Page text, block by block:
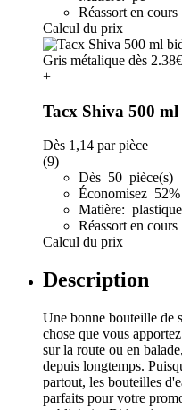
Réassort en cours
Calcul du prix
+
Tacx Shiva 500
Dès 1,14 par pièce
(9)
Dès 50 pièce(s)
Économisez 52%
Matière: plastique
Réassort en cours
Calcul du prix
Description
Une bonne bouteille de
chose que vous
sur la route ou en
depuis longtemps.
partout, les bouteilles
parfaits pour votre